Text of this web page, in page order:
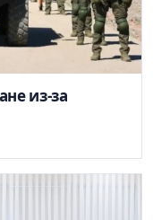
из-за